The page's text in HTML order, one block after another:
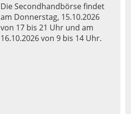
Die Secondhandbörse findet
am Donnerstag, 15.10.2026
von 17 bis 21 Uhr und am
16.10.2026 von 9 bis 14 Uhr.